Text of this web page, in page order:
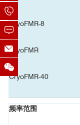
CryoFMR-8
CryoFMR
CryoFMR-40
频率范围
参考文献
PhaseFMR